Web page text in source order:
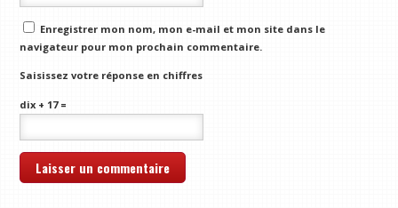
Enregistrer mon nom, mon e-mail et mon site dans le
navigateur pour mon prochain commentaire.
Saisissez votre réponse en chiffres
dix + 17 =